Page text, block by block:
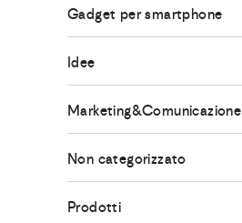
Gadget per smartphone
Idee
Marketing&Comunicazione
Non categorizzato
Prodotti